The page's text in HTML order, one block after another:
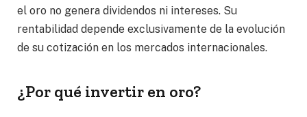
el oro no genera dividendos ni intereses. Su
rentabilidad depende exclusivamente de la evolución
de su cotización en los mercados internacionales.
¿Por qué invertir en oro?